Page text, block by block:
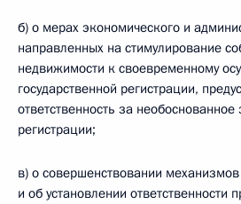
б) о мерах экономического и
направленных на стимулирование
недвижимости к своевременному
государственной регистрации,
ответственность за необоснованное
регистрации;
в) о совершенствовании
и об установлении ответственности